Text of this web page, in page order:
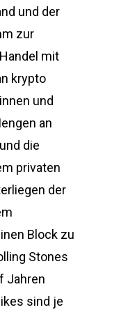
und der
zur
mit
krypto
und
an
die
privaten
der
Block zu
Stones
Jahren
sind je